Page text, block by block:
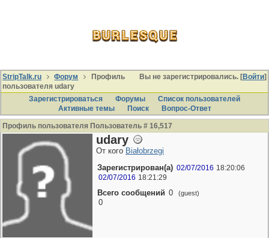
Вы не зарегистрировались. [Войти]
StripTalk.ru Форум
Профиль
пользователя udary
Зарегистрироваться
Форумы
Список пользователей
Активные темы
Поиcк Вопрос-Ответ
Профиль пользователя Пользователь # 16,517
udary
От кого Białobrzegi
Зарегистрирован(а) 02/07/2016 18:20:06
02/07/2016 18:21:29
Всего сообщений 0 (guest)
0